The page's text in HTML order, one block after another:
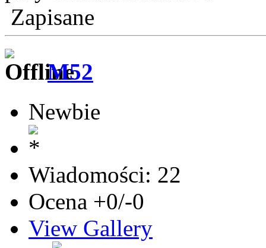
Zapisane
M52
Newbie
Wiadomości: 22
Ocena +0/-0
View Gallery